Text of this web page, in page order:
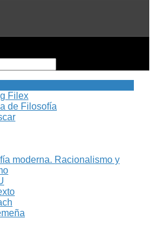
Filex
de Filosofía
moderna. Racionalismo y